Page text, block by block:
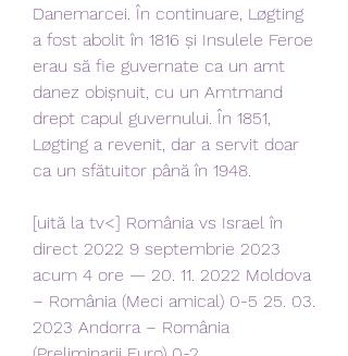
Danemarcei. În continuare, Løgting
a fost abolit în 1816 și Insulele Feroe
erau să fie guvernate ca un amt
danez obișnuit, cu un Amtmand
drept capul guvernului. În 1851,
Løgting a revenit, dar a servit doar
ca un sfătuitor până în 1948.
[uită la tv<] România vs Israel în
direct 2022 9 septembrie 2023
acum 4 ore — 20. 11. 2022 Moldova
– România (Meci amical) 0-5 25. 03.
2023 Andorra – România